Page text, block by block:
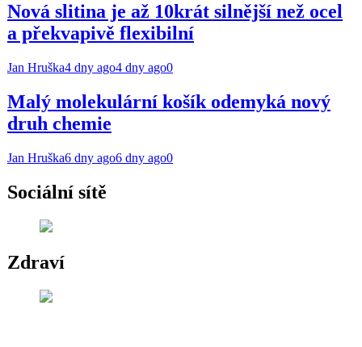
Nová slitina je až 10krát silnější než ocel
a překvapivě flexibilní
Jan Hruška4 dny ago4 dny ago0
Malý molekulární košík odemyká nový
druh chemie
Jan Hruška6 dny ago6 dny ago0
Sociální sítě
Zdraví